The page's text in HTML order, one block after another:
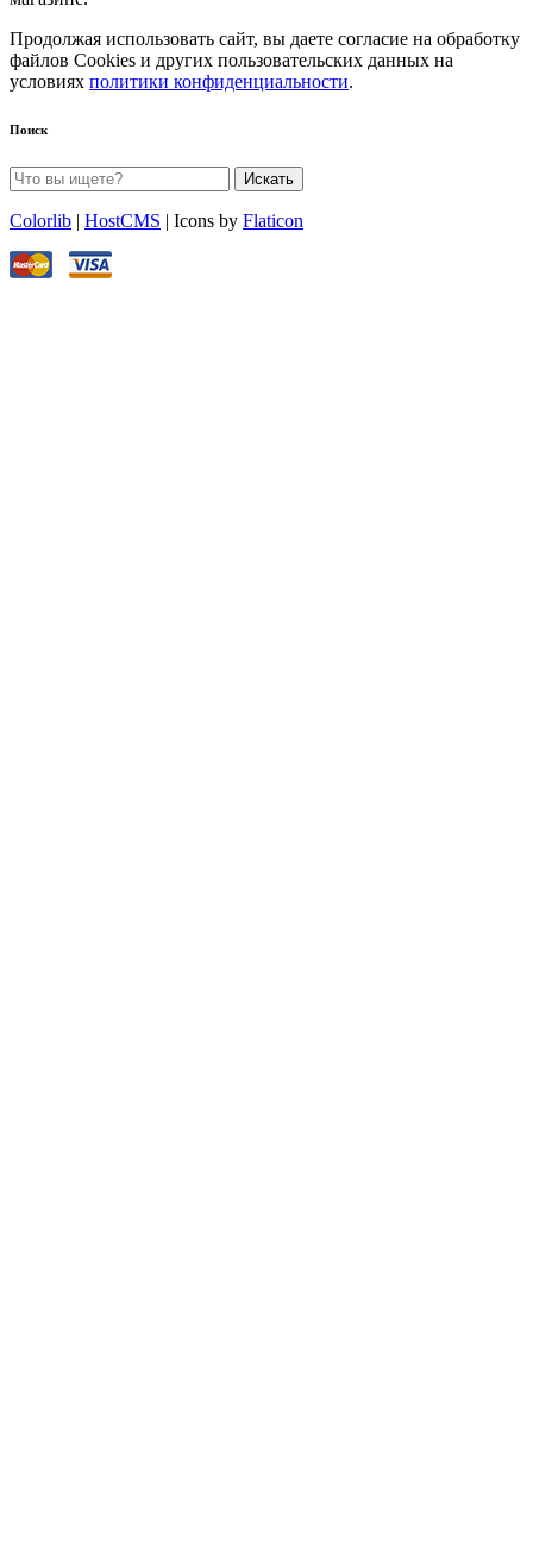
Продолжая использовать сайт, вы даете согласие на обработку
файлов Cookies и других пользовательских данных на
условиях политики конфиденциальности.
Поиск
Искать
Colorlib | HostCMS | Icons by Flaticon